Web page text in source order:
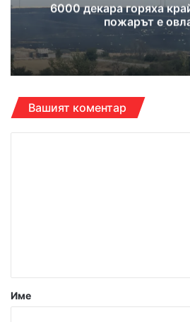
6000 декара горяха
пожарът е
Вашият коментар
р
Име